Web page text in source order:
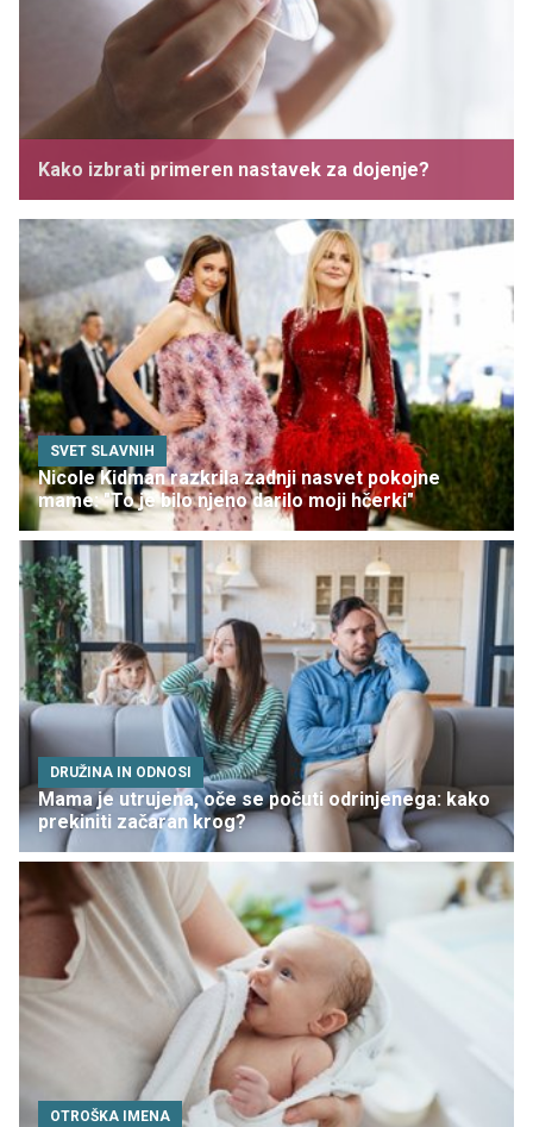
Kako izbrati primeren nastavek za dojenje?
SVET SLAVNIH
Nicole Kidman razkrila zadnji nasvet pokojne
mame: "To je bilo njeno darilo moji hčerki"
DRUŽINA IN ODNOSI
Mama je utrujena, oče se počuti odrinjenega: kako
prekiniti začaran krog?
OTROŠKA IMENA